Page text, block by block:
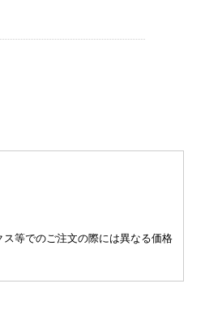
等でのご注文の際には異なる価格